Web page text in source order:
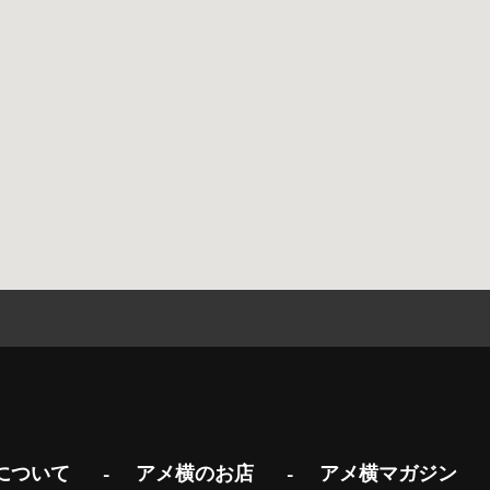
ついて アメ横のお店 アメ横マガジン